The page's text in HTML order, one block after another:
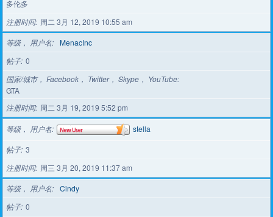
多伦多
注册时间 周二 3月 12, 2019 10:55 am
等级， 用户名
MenacInc
帖子 0
国家/城市， Facebook， Twitter， Skype， YouTube
GTA
注册时间 周二 3月 19, 2019 5:52 pm
等级， 用户名
stella
帖子 3
注册时间 周三 3月 20, 2019 11:37 am
等级， 用户名
Cindy
帖子 0